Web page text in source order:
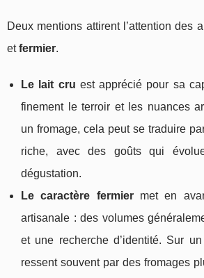
Deux mentions attirent l’attention des
etfermier.
Le lait cru est apprécié pour sa
finement le terroir et les nuances
un fromage, cela peut se traduire
riche, avec des goûts qui
dégustation.
Le caractère fermiermet en
artisanale : des volumes
et une recherche d’identité. Sur
ressent souvent par des fromages